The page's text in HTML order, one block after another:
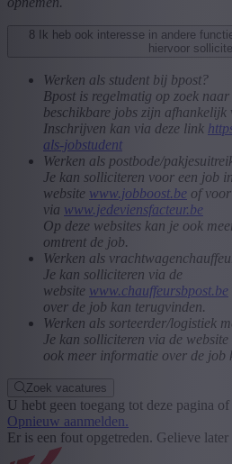
8
hiervoor
Werken als student bij bpost?
Bpost is regelmatig op zoek
beschikbare jobs zijn afhankelijk
Inschrijven kan via deze link
als-jobstudent
Werken als postbode/
Je kan solliciteren voor een job
website www.jobboost.be of
via www.jedeviensfacteur.be
Op deze websites kan je ook
omtrent de job.
Werken als
Je kan solliciteren via de
website www.chauffeursbpost.be
over de job kan terugvinden.
Werken als sorteerder/logistiek
Je kan solliciteren via de website
ook meer informatie over de job
Zoek vacatures
U hebt geen toegang tot deze pagina
Opnieuw aanmelden.
Er is een fout opgetreden. Gelieve